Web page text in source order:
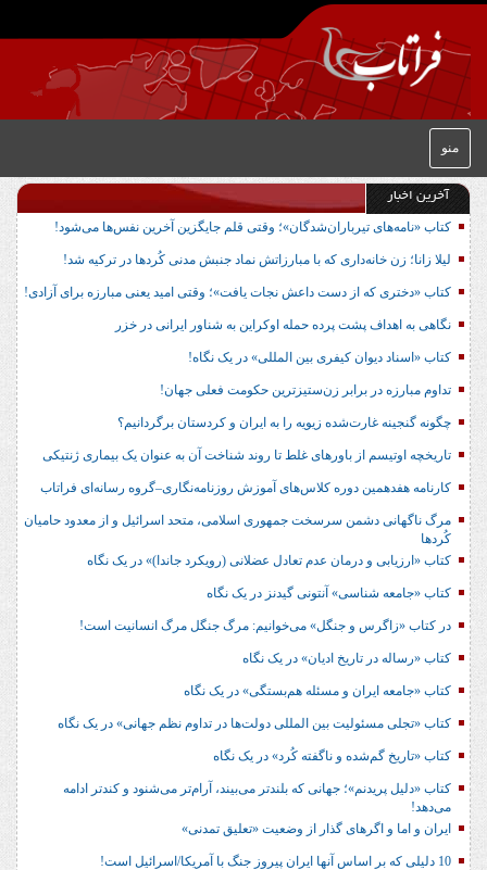
منو
آخرین اخبار
کتاب «نامه‌های تیرباران‌شدگان»؛ وقتی قلم جایگزین آخرین نفس‌ها می‌شود!
لیلا زانا؛ زن خانه‌داری که با مبارزاتش نماد جنبش مدنی کُردها در ترکیه شد!
کتاب «دختری که از دست داعش نجات یافت»؛ وقتی امید یعنی مبارزه برای آزادی!
نگاهی به اهداف پشت پرده حمله اوکراین به شناور ایرانی در خزر
کتاب «اسناد دیوان کیفری بین المللی» در یک نگاه!
تداوم مبارزه در برابر زن‌ستیزترین حکومت فعلی جهان!
چگونه گنجینه غارت‌شده زیویه را به ایران و کردستان برگردانیم؟
تاریخچه اوتیسم از باورهای غلط تا روند شناخت آن به عنوان یک بیماری ژنتیکی
کارنامه هفدهمین دوره کلاس‌های آموزش روزنامه‌نگاری–گروه رسانه‌ای فراتاب
مرگ ناگهانی دشمن سرسخت جمهوری اسلامی، متحد اسرائیل و از معدود حامیان
کُردها
کتاب «ارزیابی و درمان عدم تعادل عضلانی (رویکرد جاندا)» در یک نگاه
کتاب «جامعه شناسی» آنتونی گیدنز در یک نگاه
در کتاب «زاگرس و جنگل» می‌خوانیم: مرگ جنگل مرگ انسانیت است!
کتاب «رساله در تاریخ ادیان» در یک نگاه
کتاب «جامعه ایران و مسئله هم‌بستگی» در یک نگاه
کتاب «تجلی مسئولیت بین المللی دولت‌ها در تداوم نظم جهانی» در یک نگاه
کتاب «تاریخ گم‌شده و ناگفته کُرد» در یک نگاه
کتاب «دلیل پریدنم»؛ جهانی که بلندتر می‌بیند، آرام‌تر می‌شنود و کندتر ادامه
می‌دهد!
ایران و اما و اگرهای گذار از وضعیت «تعلیق تمدنی»
10 دلیلی که بر اساس آنها ایران پیروز جنگ با آمریکا/اسرائیل است!